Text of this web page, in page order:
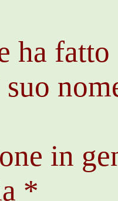
ha
in
*